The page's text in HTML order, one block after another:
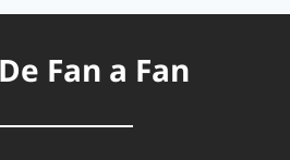
Fan a Fan